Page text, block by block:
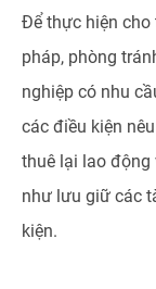
Để thực hiện cho
pháp, phòng
nghiệp có nhu
các điều kiện
thuê lại lao động
như lưu giữ các
kiện.